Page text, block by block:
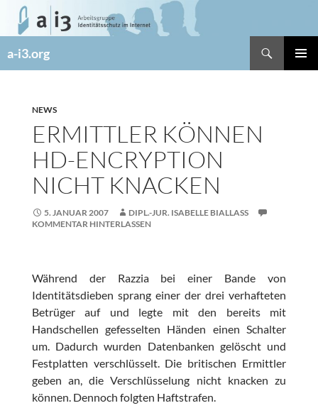
Zum
Inhalt
a-i3.org
NEWS
ERMITTLER KÖNNEN
HD-ENCRYPTION
NICHT KNACKEN
5. JANUAR 2007
DIPL.-JUR. ISABELLE BIALLASS
KOMMENTAR HINTERLASSEN
Während der Razzia bei einer Bande von
Identitätsdieben sprang einer der drei verhafteten
Betrüger auf und legte mit den bereits mit
Handschellen gefesselten Händen einen Schalter
um. Dadurch wurden Datenbanken gelöscht und
Festplatten verschlüsselt. Die britischen Ermittler
geben an, die Verschlüsselung nicht knacken zu
können. Dennoch folgten Haftstrafen.